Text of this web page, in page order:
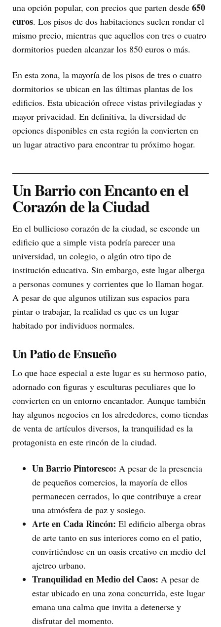
una opción popular, con precios que parten desde 650
euros. Los pisos de dos habitaciones suelen rondar el
mismo precio, mientras que aquellos con tres o cuatro
dormitorios pueden alcanzar los 850 euros o más.
En esta zona, la mayoría de los pisos de tres o cuatro
dormitorios se ubican en las últimas plantas de los
edificios. Esta ubicación ofrece vistas privilegiadas y
mayor privacidad. En definitiva, la diversidad de
opciones disponibles en esta región la convierten en
un lugar atractivo para encontrar tu próximo hogar.
Un Barrio con Encanto en el
Corazón de la Ciudad
En el bullicioso corazón de la ciudad, se esconde un
edificio que a simple vista podría parecer una
universidad, un colegio, o algún otro tipo de
institución educativa. Sin embargo, este lugar alberga
a personas comunes y corrientes que lo llaman hogar.
A pesar de que algunos utilizan sus espacios para
pintar o trabajar, la realidad es que es un lugar
habitado por individuos normales.
Un Patio de Ensueño
Lo que hace especial a este lugar es su hermoso patio,
adornado con figuras y esculturas peculiares que lo
convierten en un entorno encantador. Aunque también
hay algunos negocios en los alrededores, como tiendas
de venta de artículos diversos, la tranquilidad es la
protagonista en este rincón de la ciudad.
Un Barrio Pintoresco: A pesar de la presencia
de pequeños comercios, la mayoría de ellos
permanecen cerrados, lo que contribuye a crear
una atmósfera de paz y sosiego.
Arte en Cada Rincón: El edificio alberga obras
de arte tanto en sus interiores como en el patio,
convirtiéndose en un oasis creativo en medio del
ajetreo urbano.
Tranquilidad en Medio del Caos: A pesar de
estar ubicado en una zona concurrida, este lugar
emana una calma que invita a detenerse y
disfrutar del momento.